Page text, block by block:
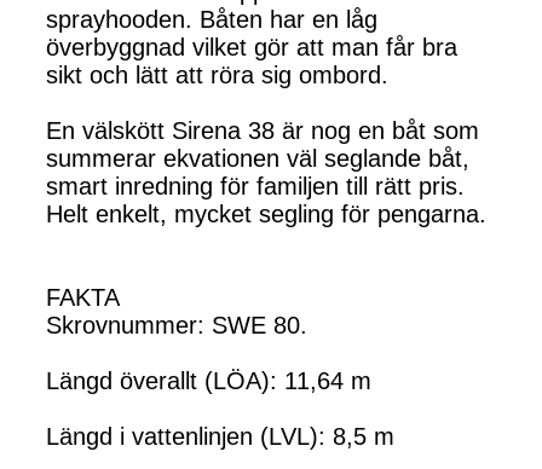
sprayhooden. Båten har en låg
överbyggnad vilket gör att man får bra
sikt och lätt att röra sig ombord.
En välskött Sirena 38 är nog en båt som
summerar ekvationen väl seglande båt,
smart inredning för familjen till rätt pris.
Helt enkelt, mycket segling för pengarna.
FAKTA
Skrovnummer: SWE 80.
Längd överallt (LÖA): 11,64 m
Längd i vattenlinjen (LVL): 8,5 m